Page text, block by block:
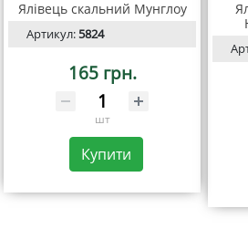
Ялівець скальний Мунглоу
Артикул:5824
165 грн.
шт
Купити